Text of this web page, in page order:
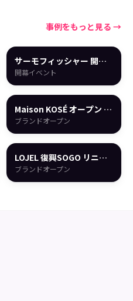
事例をもっと見る →
サーモフィッシャー 開幕
イベント
開幕イベント
Maison KOSÉ オープン 美
容フォトブース
ブランドオープン
LOJEL 復興SOGO リニュ
ーアルオープン
ブランドオープン